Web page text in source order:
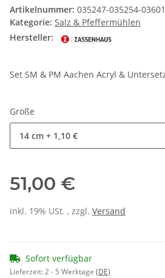
Artikelnummer: 035247-035254-
Kategorie: Salz & Pfeffermühlen
Hersteller:
Set SM & PM Aachen Acryl &
Größe
14 cm + 1,10 €
51,00 €
inkl. 19% USt. , zzgl. Versand
Sofort verfügbar
Lieferzeit:2 - 5 Werktage (DE)